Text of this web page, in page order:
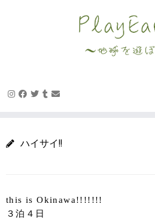
ハイサイ!!
this is Okinawa!!!!!!!
３泊４日